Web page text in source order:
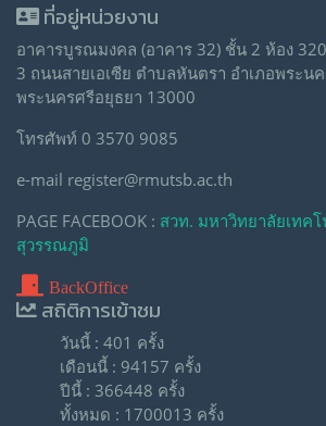
ที่อยู่หน่วยงาน
อาคารบูรณมงคล (อาคาร 32) ชั้น 2 ห้อง
3 ถนนสายเอเซีย ตำบลหันตรา อำเภอพระน
พระนครศรีอยุธยา 13000
โทรศัพท์ 0 3570 9085
e-mail register@rmutsb.ac.th
PAGE FACEBOOK : สวท. มหาวิทยาลัยเทค
สุวรรณภูมิ
BackOffice
สถิติการเข้าชม
วันนี้ : 401 ครั้ง
เดือนนี้ : 94157 ครั้ง
ปีนี้ : 366448 ครั้ง
ทั้งหมด : 1700013 ครั้ง